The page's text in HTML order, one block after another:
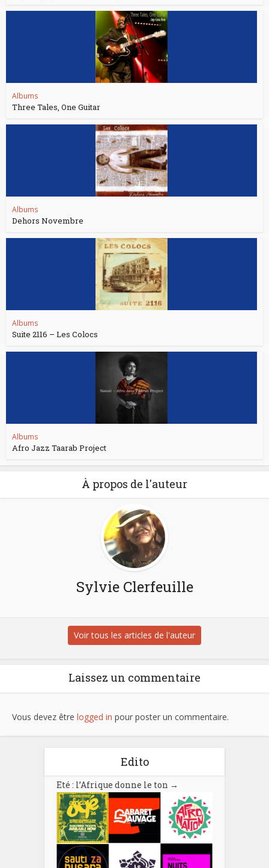
Albums
Three Tales, One Guitar
Albums
Dehors Novembre
Albums
Suite 2116 – Les Colocs
Albums
Afro Jazz Taarab Project
À propos de l'auteur
Sylvie Clerfeuille
Voir tous les articles de l'auteur
Laissez un commentaire
Vous devez être logged in pour poster un commentaire.
Edito
Eté : l’Afrique donne le ton →